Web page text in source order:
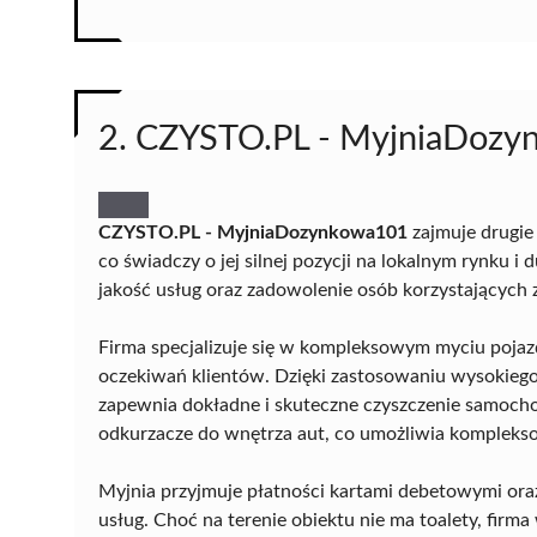
2. CZYSTO.PL -
CZYSTO.PL - MyjniaDozynkowa101 zajmuje
co świadczy o jej silnej pozycji na lokalnym rynku i
jakość usług oraz zadowolenie osób korzystających
Firma specjalizuje się w kompleksowym myciu
oczekiwań klientów. Dzięki zastosowaniu
zapewnia dokładne i skuteczne czyszczenie
odkurzacze do wnętrza aut, co umożliwia
Myjnia przyjmuje płatności kartami debetowymi
usług. Choć na terenie obiektu nie ma toalety,